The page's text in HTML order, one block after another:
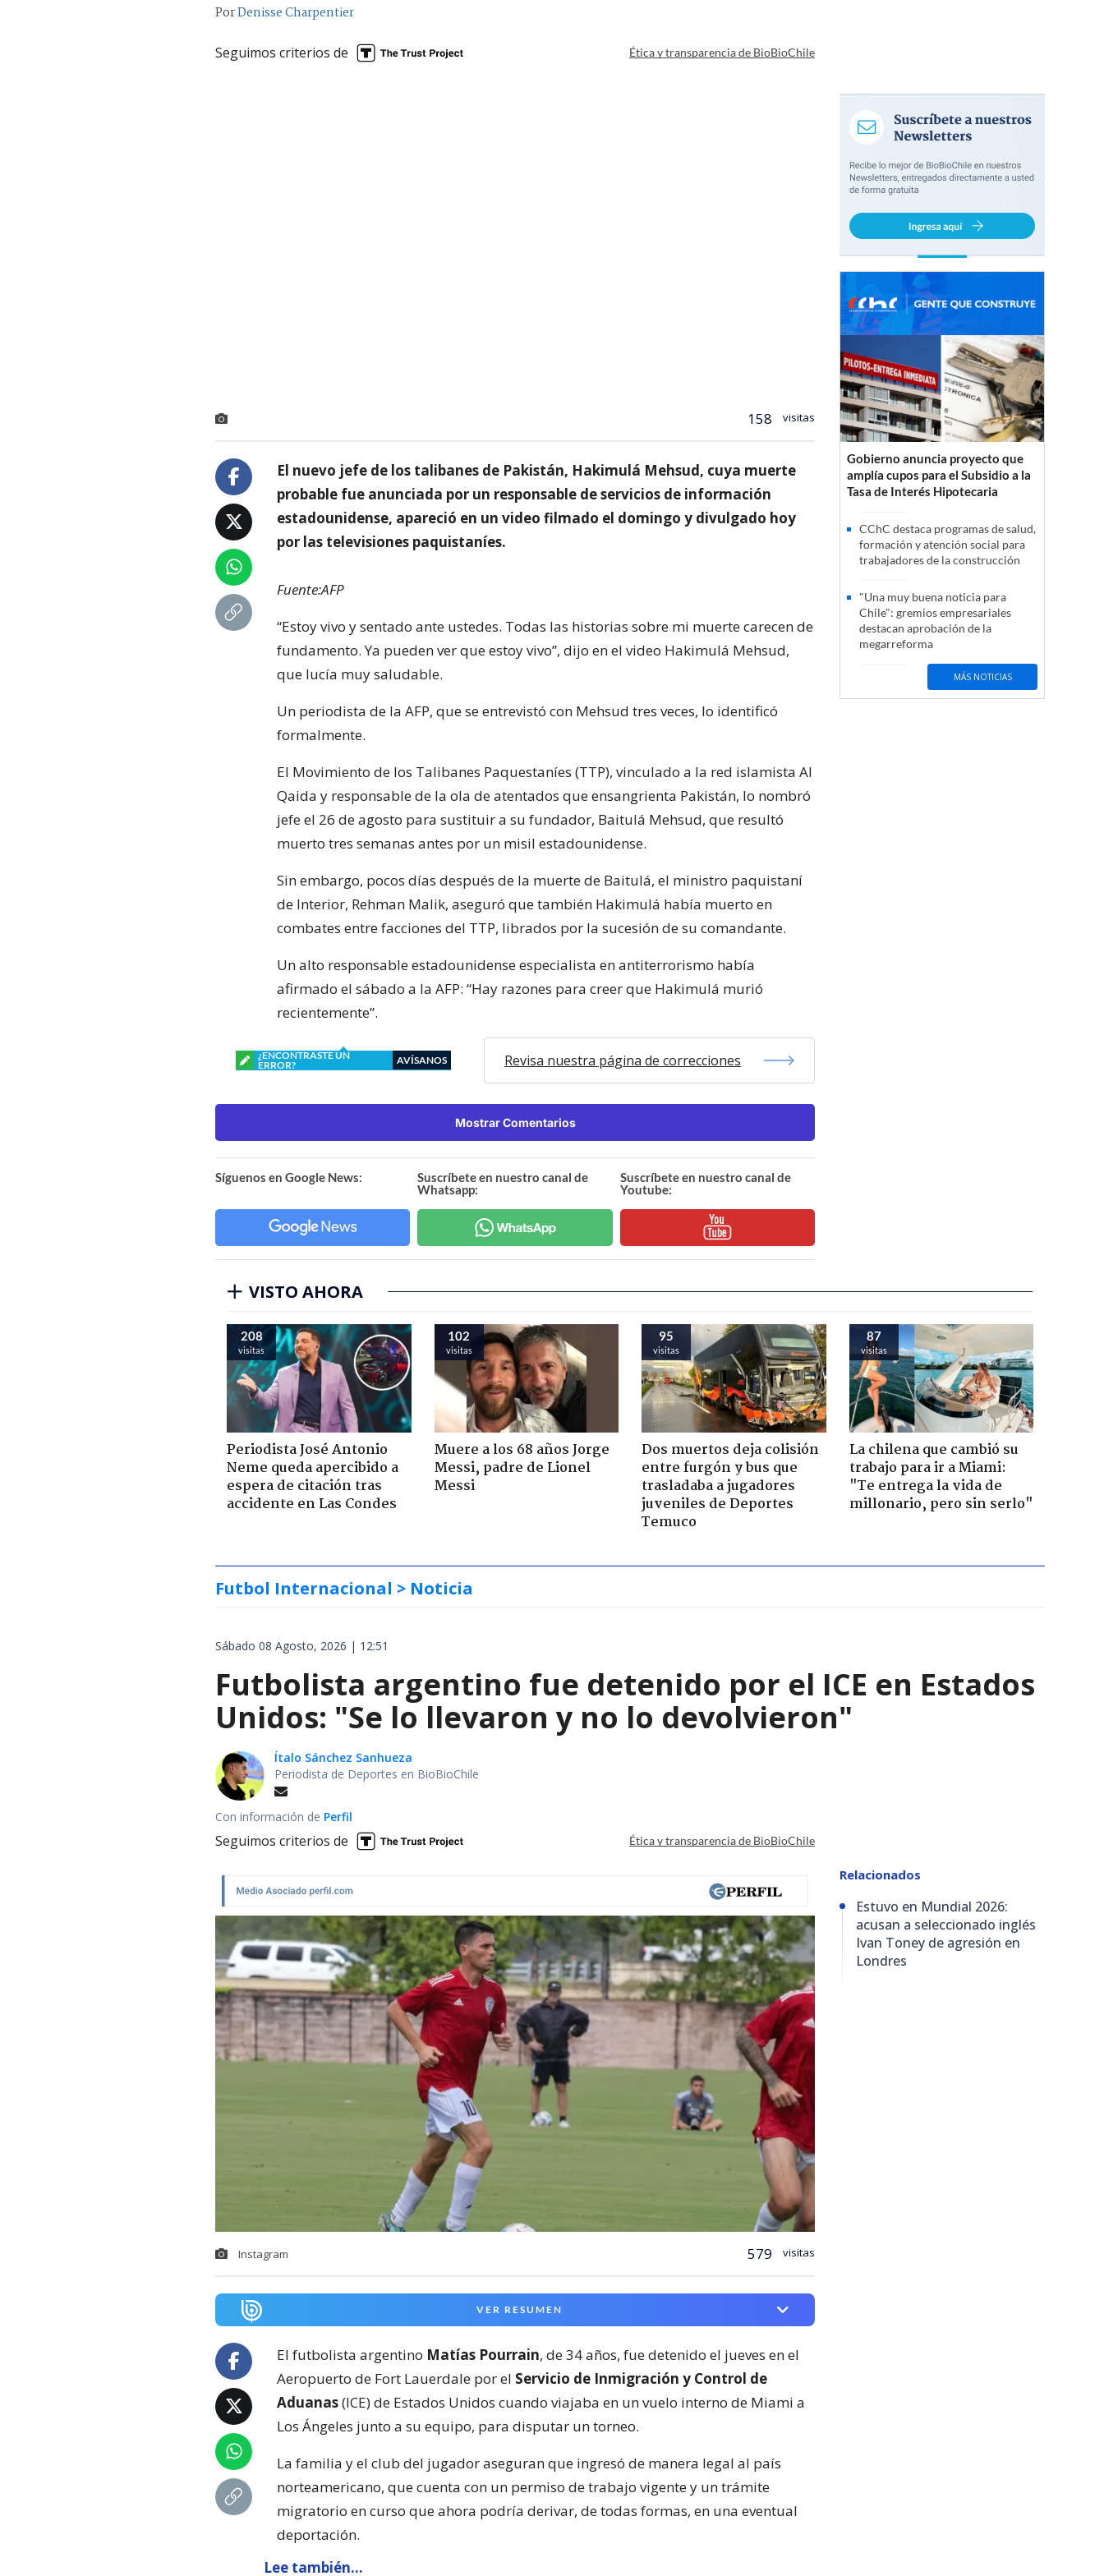
PorDenisse Charpentier
Seguimos criterios de Ética y transparencia de BioBioChile
158 visitas
El nuevo jefe de los talibanes de Pakistán, Hakimulá Mehsud, cuya muerte
probable fue anunciada por un responsable de servicios de información
estadounidense, apareció en un video filmado el domingo y divulgado hoy
por las televisiones paquistaníes.
Fuente:AFP
“Estoy vivo y sentado ante ustedes. Todas las historias sobre mi muerte carecen de
fundamento. Ya pueden ver que estoy vivo”, dijo en el video Hakimulá Mehsud,
que lucía muy saludable.
Un periodista de la AFP, que se entrevistó con Mehsud tres veces, lo identificó
formalmente.
El Movimiento de los Talibanes Paquestaníes (TTP), vinculado a la red islamista Al
Qaida y responsable de la ola de atentados que ensangrienta Pakistán, lo nombró
jefe el 26 de agosto para sustituir a su fundador, Baitulá Mehsud, que resultó
muerto tres semanas antes por un misil estadounidense.
Sin embargo, pocos días después de la muerte de Baitulá, el ministro paquistaní
de Interior, Rehman Malik, aseguró que también Hakimulá había muerto en
combates entre facciones del TTP, librados por la sucesión de su comandante.
Un alto responsable estadounidense especialista en antiterrorismo había
afirmado el sábado a la AFP: “Hay razones para creer que Hakimulá murió
recientemente”.
¿ENCONTRASTE UN
ERROR?
AVÍSANOS Revisa nuestra página de correcciones
Mostrar Comentarios
Síguenos en Google News:
Suscríbete en nuestro canal de
Whatsapp:
Suscríbete en nuestro canal de
Youtube:
Gobierno anuncia proyecto que
amplía cupos para el Subsidio a la
Tasa de Interés Hipotecaria
CChC destaca programas de salud,
formación y atención social para
trabajadores de la construcción
"Una muy buena noticia para
Chile": gremios empresariales
destacan aprobación de la
megarreforma
MÁS NOTICIAS
VISTO AHORA
208
visitas
Periodista José Antonio
Neme queda apercibido a
espera de citación tras
accidente en Las Condes
102
visitas
Muere a los 68 años Jorge
Messi, padre de Lionel
Messi
95
visitas
Dos muertos deja colisión
entre furgón y bus que
trasladaba a jugadores
juveniles de Deportes
Temuco
87
visitas
La chilena que cambió su
trabajo para ir a Miami:
"Te entrega la vida de
millonario, pero sin serlo"
Futbol Internacional > Noticia
Sábado 08 Agosto, 2026 | 12:51
Futbolista argentino fue detenido por el ICE en Estados
Unidos: "Se lo llevaron y no lo devolvieron"
Ítalo Sánchez Sanhueza
Periodista de Deportes en BioBioChile
Con información de Perfil
Seguimos criterios de Ética y transparencia de BioBioChile
Instagram 579 visitas
VER RESUMEN
El futbolista argentino Matías Pourrain, de 34 años, fue detenido el jueves en el
Aeropuerto de Fort Lauerdale por el Servicio de Inmigración y Control de
Aduanas(ICE) de Estados Unidos cuando viajaba en un vuelo interno de Miami a
Los Ángeles junto a su equipo, para disputar un torneo.
La familia y el club del jugador aseguran que ingresó de manera legal al país
norteamericano, que cuenta con un permiso de trabajo vigente y un trámite
migratorio en curso que ahora podría derivar, de todas formas, en una eventual
deportación.
Lee también...
Relacionados
Estuvo en Mundial 2026:
acusan a seleccionado inglés
Ivan Toney de agresión en
Londres